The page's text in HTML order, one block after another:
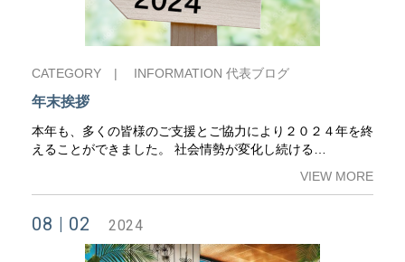
CATEGORY | INFORMATION 代表ブログ
年末挨拶
本年も、多くの皆様のご支援とご協力により２０２４年を終
えることができました。 社会情勢が変化し続ける…
VIEW MORE
08 02 2024